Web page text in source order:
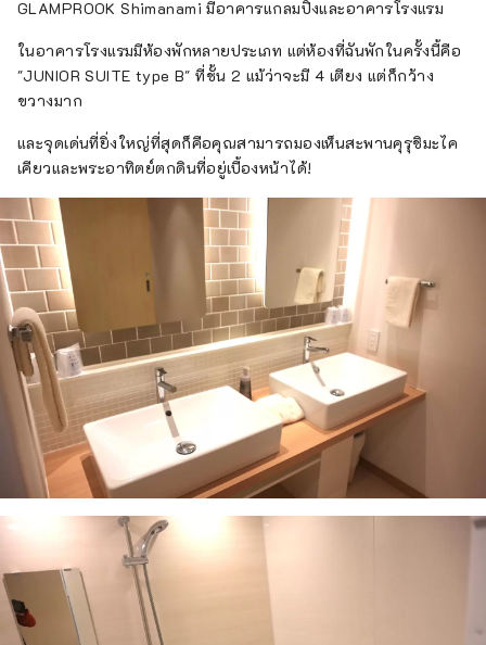
GLAMPROOK Shimanami มีอาคารแกลมปิ้งและอาคารโรงแรม
ในอาคารโรงแรมมีห้องพักหลายประเภท แต่ห้องที่ฉันพักในครั้งนี้คือ
"JUNIOR SUITE type B" ที่ชั้น 2 แม้ว่าจะมี 4 เตียง แต่ก็กว้าง
ขวางมาก
และจุดเด่นที่ยิ่งใหญ่ที่สุดก็คือคุณสามารถมองเห็นสะพานคุรุชิมะไค
เคียวและพระอาทิตย์ตกดินที่อยู่เบื้องหน้าได้!